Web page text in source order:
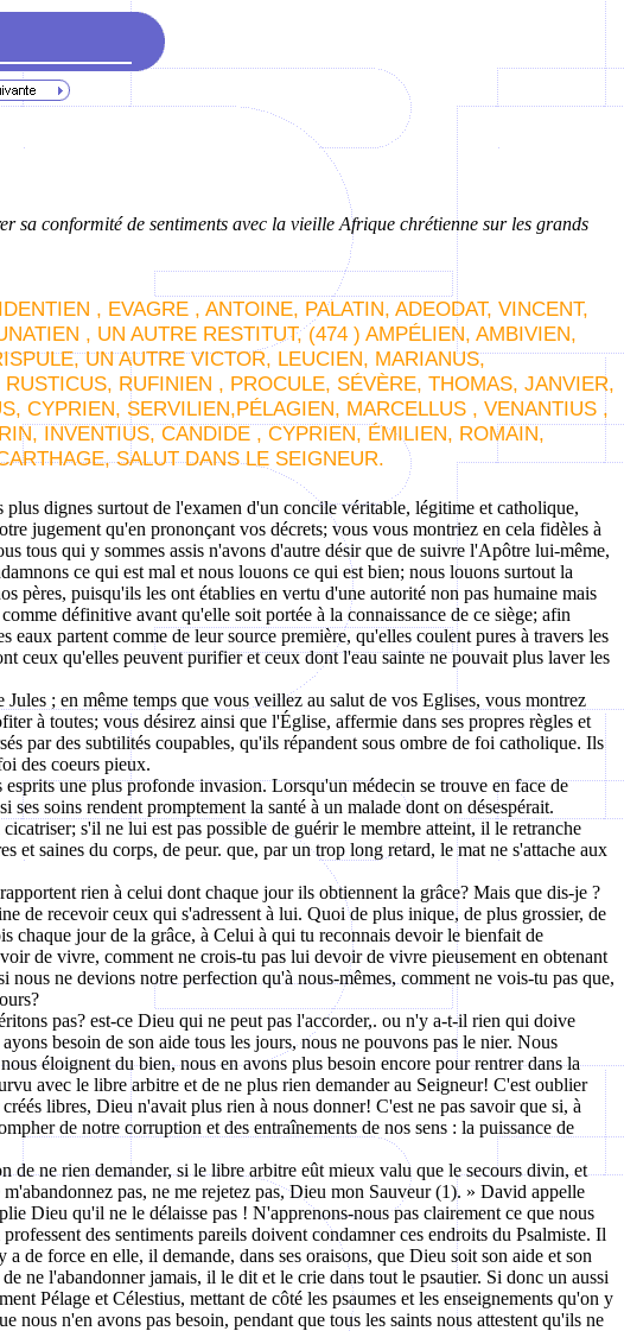
sa conformité de sentiments avec la vieille Afrique chrétienne sur les grands
, EVAGRE , ANTOINE, PALATIN, ADEODAT, VINCENT,
, UN AUTRE RESTITUT,(474 ) AMPÉLIEN, AMBIVIEN,
UN AUTRE VICTOR, LEUCIEN, MARIANUS,
RUFINIEN , PROCULE, SÉVÈRE, THOMAS, JANVIER,
CYPRIEN, SERVILIEN,PÉLAGIEN, MARCELLUS , VENANTIUS ,
INVENTIUS, CANDIDE , CYPRIEN, ÉMILIEN, ROMAIN,
SALUT DANS LE SEIGNEUR.
dignes surtout de l'examen d'un concile véritable, légitime et catholique,
jugement qu'en prononçant vos décrets; vous vous montriez en cela fidèles à
tous qui y sommes assis n'avons d'autre désir que de suivre l'Apôtre lui-même,
ce qui est mal et nous louons ce qui est bien; nous louons surtout la
pères, puisqu'ils les ont établies en vertu d'une autorité non pas humaine mais
définitive avant qu'elle soit portée à la connaissance de ce siège; afin
partent comme de leur source première, qu'elles coulent pures à travers les
ceux qu'elles peuvent purifier et ceux dont l'eau sainte ne pouvait plus laver les
; en même temps que vous veillez au salut de vos Eglises, vous montrez
à toutes; vous désirez ainsi que l'Église, affermie dans ses propres règles et
par des subtilités coupables, qu'ils répandent sous ombre de foi catholique. Ils
des coeurs pieux.
une plus profonde invasion. Lorsqu'un médecin se trouve en face de
soins rendent promptement la santé à un malade dont on désespérait.
s'il ne lui est pas possible de guérir le membre atteint, il le retranche
saines du corps, de peur. que, par un trop long retard, le mat ne s'attache aux
rien à celui dont chaque jour ils obtiennent la grâce? Mais que dis-je ?
de recevoir ceux qui s'adressent à lui. Quoi de plus inique, de plus grossier, de
chaque jour de la grâce, à Celui à qui tu reconnais devoir le bienfait de
de vivre, comment ne crois-tu pas lui devoir de vivre pieusement en obtenant
ne devions notre perfection qu'à nous-mêmes, comment ne vois-tu pas que,
pas? est-ce Dieu qui ne peut pas l'accorder,. ou n'y a-t-il rien qui doive
besoin de son aide tous les jours, nous ne pouvons pas le nier. Nous
éloignent du bien, nous en avons plus besoin encore pour rentrer dans la
avec le libre arbitre et de ne plus rien demander au Seigneur! C'est oublier
libres, Dieu n'avait plus rien à nous donner! C'est ne pas savoir que si, à
de notre corruption et des entraînements de nos sens : la puissance de
ne rien demander, si le libre arbitre eût mieux valu que le secours divin, et
pas, ne me rejetez pas, Dieu mon Sauveur (1). » David appelle
Dieu qu'il ne le délaisse pas ! N'apprenons-nous pas clairement ce que nous
des sentiments pareils doivent condamner ces endroits du Psalmiste. Il
de force en elle, il demande, dans ses oraisons, que Dieu soit son aide et son
ne l'abandonner jamais, il le dit et le crie dans tout le psautier. Si donc un aussi
Pélage et Célestius, mettant de côté les psaumes et les enseignements qu'on y
nous n'en avons pas besoin, pendant que tous les saints nous attestent qu'ils ne